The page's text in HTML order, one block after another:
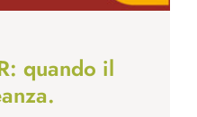
quando il